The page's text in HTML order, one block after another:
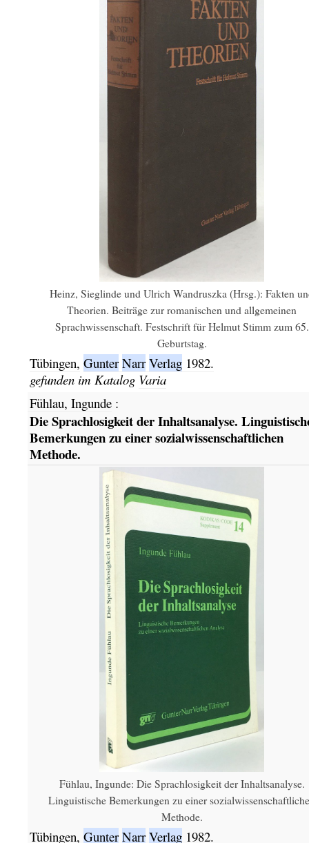
Heinz, Sieglinde und Ulrich Wandruszka (Hrsg.): Fakten
Theorien. Beiträge zur romanischen und allgemeinen
Sprachwissenschaft. Festschrift für Helmut Stimm zum 65.
Geburtstag.
Tübingen, Gunter Narr Verlag 1982.
gefunden im Katalog Varia
Fühlau, Ingunde:
Die Sprachlosigkeit der Inhaltsanalyse.
Bemerkungen zu einer sozialwissenschaftlichen
Methode.
Fühlau, Ingunde: Die Sprachlosigkeit der Inhaltsanalyse.
Linguistische Bemerkungen zu einer
Methode.
Tübingen, Gunter Narr Verlag 1982.